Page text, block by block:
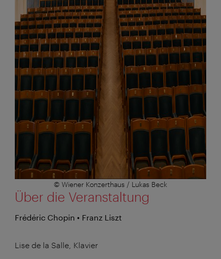
© Wiener Konzerthaus / Lukas Beck
Über die Veranstaltung
Frédéric Chopin • Franz Liszt
Lise de la Salle, Klavier